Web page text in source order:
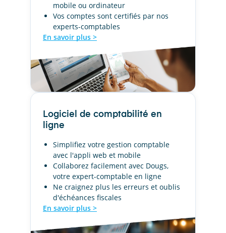
mobile ou ordinateur
Vos comptes sont certifiés par nos
experts-comptables
En savoir plus >
Logiciel de comptabilité en
ligne
Simplifiez votre gestion comptable
avec l'appli web et mobile
Collaborez facilement avec Dougs,
votre expert-comptable en ligne
Ne craignez plus les erreurs et oublis
d'échéances fiscales
En savoir plus >